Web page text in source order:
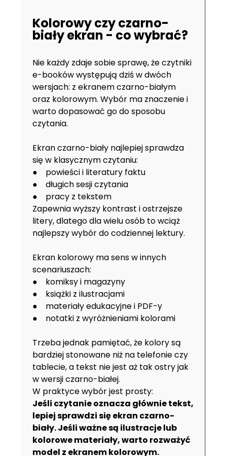
Kolorowy czy czarno-
biały ekran - co wybrać?
Nie każdy zdaje sobie sprawę, że czytniki
e-booków występują dziś w dwóch
wersjach: z ekranem czarno-białym
oraz kolorowym. Wybór ma znaczenie i
warto dopasować go do sposobu
czytania.
Ekran czarno-biały najlepiej sprawdza
się w klasycznym czytaniu:
● powieści i literatury faktu
● długich sesji czytania
● pracy z tekstem
Zapewnia wyższy kontrast i ostrzejsze
litery, dlatego dla wielu osób to wciąż
najlepszy wybór do codziennej lektury.
Ekran kolorowy ma sens w innych
scenariuszach:
● komiksy i magazyny
● książki z ilustracjami
● materiały edukacyjne i PDF-y
● notatki z wyróżnieniami kolorami
Trzeba jednak pamiętać, że kolory są
bardziej stonowane niż na telefonie czy
tablecie, a tekst nie jest aż tak ostry jak
w wersji czarno-białej.
W praktyce wybór jest prosty:
Jeśli czytanie oznacza głównie tekst,
lepiej sprawdzi się ekran czarno-
biały. Jeśli ważne są ilustracje lub
kolorowe materiały, warto rozważyć
model z ekranem kolorowym.